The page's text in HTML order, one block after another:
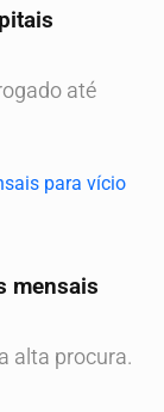
até
mensais
alta procura.